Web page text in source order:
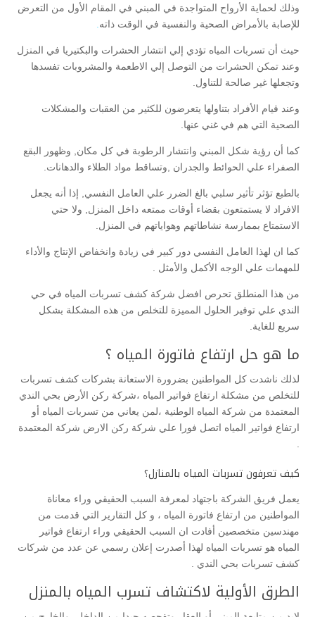
وذلك لحماية الأرواح المتواجدة في المبني في المقام الأول من التعرض
للإصابة بالأمراض الصحية والنفسية في الوقت ذاته
حيث أن تسربات المياه تؤدي إلي انتشار الحشرات والبكتيريا في المنزل
وعند تمكن الحشرات من التوصل إلي الاطعمة والمشروبات تفسدها
وتجعلها غير صالحة للتناول.
وعند قيام الأفراد بتناولها يتعرضون للكثير من العقبات والمشكلات
الصحية التي هم في غني عنها.
كما أن رؤية شكل المبني وانتشار الرطوبة في كل مكان, وظهور البقع
الصفراء علي الحوائط والجدران ,وتساقط مواد الطلاء والدهانات.
بالطبع تؤثر تأثير سلبي بالغ الضرر علي العامل النفسي, إذا أنه يجعل
الافراد لا يستمتعون بقضاء أوقات ممتعه داخل المنزل, ولا حتي
الاستمتاع بممارسة نشاطاتهم وهواياتهم في المنزل.
كما ان لهذا العامل النفسي دور كبير في زيادة وانخفاض الإنتاج والأداء
للمهمات علي الوجه الأكمل والأمثل .
من هذا المنطلق تحرص افضل شركة كشف تسربات المياه في حي
الندي علي توفير الحلول المميزة للتخلص من هذه المشكلة بشكل
سريع للغاية.
ما هو حل ارتفاع فاتورة المياه ؟
لذلك ناشدت كل المواطنين بضرورة الاستعانة بشركات كشف تسربات
للتخلص من مشكلة ارتفاع فواتير المياه ،شركة ركن الأرض بحي الندي
المعتمدة من شركة المياه الوطنية ،لمن يعاني من تسربات المياه أو
ارتفاع فواتير المياه اتصل فورا علي شركة ركن الارض شركة المعتمدة
كيف تعرفون تسربات المياه بالمنازل؟
يعمل فريق الشركة باجتهاد لمعرفة السبب الحقيقي وراء معاناة
المواطنين من ارتفاع فاتورة المياه ، و كل التقارير التي قدمت من
مهندسين متخصصين أفادت ان السبب الحقيقي وراء ارتفاع فواتير
المياه هو تسربات المياه لهذا أصدرت إعلان رسمي عن عدد من شركات
كشف تسربات بحي الندي .
الطرق الأولية لاكتشاف تسرب المياه بالمنزل